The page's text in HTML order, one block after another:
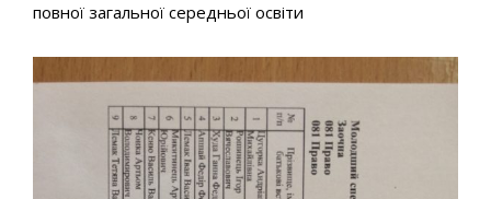
повної загальної середньої освіти